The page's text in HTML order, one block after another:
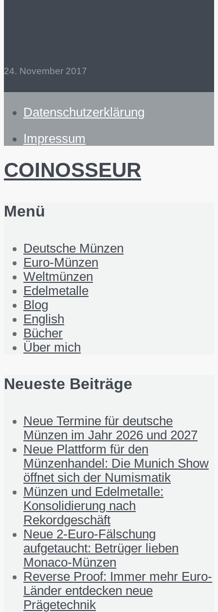
24. November 2017
Datenschutzerklärung
Impressum
COINOSSEUR
Menü
Deutsche Münzen
Euro-Münzen
Weltmünzen
Edelmetalle
Blog
English
Bücher
Über mich
Neueste Beiträge
Neue Termine für deutsche
Münzen im Jahr 2026 und 2027
Neue Plattform für den
Münzenhandel: Die Munich Show
öffnet sich der Numismatik
Münzen und Edelmetalle:
Konsolidierung nach
Rekordgeschäft
Neue 2-Euro-Fälschung
aufgetaucht: Betrüger lieben
Monaco-Münzen
Reverse Proof: Immer mehr Euro-
Länder entdecken neue
Prägetechnik